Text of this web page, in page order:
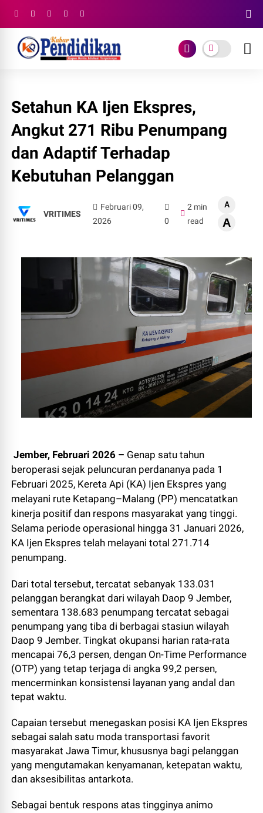
Setahun KA Ijen Ekspres,
Angkut 271 Ribu Penumpang
dan Adaptif Terhadap
Kebutuhan Pelanggan
VRITIMES
Februari 09,
2026
0
2 min
read
A
A
Jember, Februari 2026 – Genap satu tahun
beroperasi sejak peluncuran perdananya pada 1
Februari 2025, Kereta Api (KA) Ijen Ekspres yang
melayani rute Ketapang–Malang (PP) mencatatkan
kinerja positif dan respons masyarakat yang tinggi.
Selama periode operasional hingga 31 Januari 2026,
KA Ijen Ekspres telah melayani total 271.714
penumpang.
Dari total tersebut, tercatat sebanyak 133.031
pelanggan berangkat dari wilayah Daop 9 Jember,
sementara 138.683 penumpang tercatat sebagai
penumpang yang tiba di berbagai stasiun wilayah
Daop 9 Jember. Tingkat okupansi harian rata-rata
mencapai 76,3 persen, dengan On-Time Performance
(OTP) yang tetap terjaga di angka 99,2 persen,
mencerminkan konsistensi layanan yang andal dan
tepat waktu.
Capaian tersebut menegaskan posisi KA Ijen Ekspres
sebagai salah satu moda transportasi favorit
masyarakat Jawa Timur, khususnya bagi pelanggan
yang mengutamakan kenyamanan, ketepatan waktu,
dan aksesibilitas antarkota.
Sebagai bentuk respons atas tingginya animo